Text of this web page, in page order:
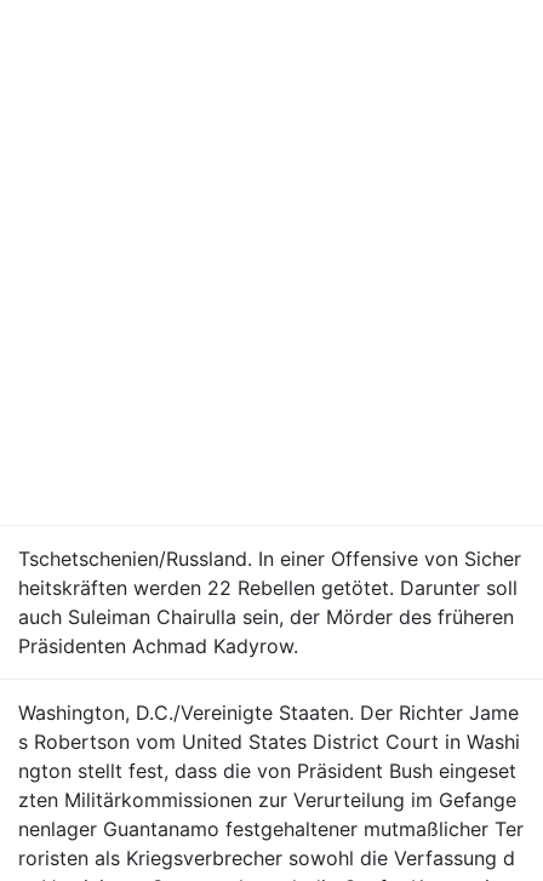
Tschetschenien/Russland. In einer Offensive von Sicher
heitskräften werden 22 Rebellen getötet. Darunter soll
auch Suleiman Chairulla sein, der Mörder des früheren
Präsidenten Achmad Kadyrow.
Washington, D.C./Vereinigte Staaten. Der Richter Jame
s Robertson vom United States District Court in Washi
ngton stellt fest, dass die von Präsident Bush eingeset
zten Militärkommissionen zur Verurteilung im Gefange
nenlager Guantanamo festgehaltener mutmaßlicher Ter
roristen als Kriegsverbrecher sowohl die Verfassung d